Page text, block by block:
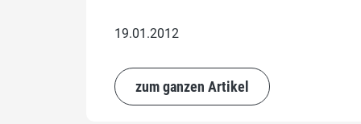
19.01.2012
zum ganzen Artikel